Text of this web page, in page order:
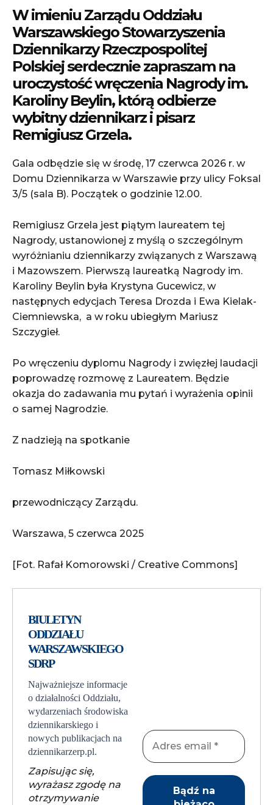
W imieniu Zarządu Oddziału
Warszawskiego Stowarzyszenia
Dziennikarzy Rzeczpospolitej
Polskiej serdecznie zapraszam na
uroczystość wręczenia Nagrody im.
Karoliny Beylin, którą odbierze
wybitny dziennikarz i pisarz
Remigiusz Grzela.
Gala odbędzie się w środę, 17 czerwca 2026 r. w
Domu Dziennikarza w Warszawie przy ulicy Foksal
3/5 (sala B). Początek o godzinie 12.00.
Remigiusz Grzela jest piątym laureatem tej
Nagrody, ustanowionej z myślą o szczególnym
wyróżnianiu dziennikarzy związanych z Warszawą
i Mazowszem. Pierwszą laureatką Nagrody im.
Karoliny Beylin była Krystyna Gucewicz, w
następnych edycjach Teresa Drozda i Ewa Kielak-
Ciemniewska, a w roku ubiegłym Mariusz
Szczygieł.
Po wręczeniu dyplomu Nagrody i zwięzłej laudacji
poprowadzę rozmowę z Laureatem. Będzie
okazja do zadawania mu pytań i wyrażenia opinii
o samej Nagrodzie.
Z nadzieją na spotkanie
Tomasz Miłkowski
przewodniczący Zarządu.
Warszawa, 5 czerwca 2025
[Fot. Rafał Komorowski / Creative Commons]
BIULETYN
ODDZIAŁU
WARSZAWSKIEGO
SDRP
Najważniejsze informacje
o działalności Oddziału,
wydarzeniach środowiska
dziennikarskiego i
nowych publikacjach na
dziennikarzerp.pl.
Zapisując się,
wyrażasz zgodę na
otrzymywanie